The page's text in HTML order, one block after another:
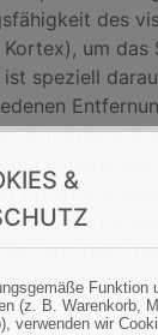
&
Funktion
(z. B. Warenkorb,
verwenden wir
des
um das
speziell
in mittlerer
der
Addition
Lösung für
kann dazu
Augen zu